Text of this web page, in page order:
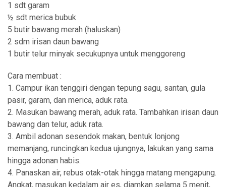
1 sdt garam
½ sdt merica bubuk
5 butir bawang merah (haluskan)
2 sdm irisan daun bawang
1 butir telur minyak secukupnya untuk menggoreng
Cara membuat :
1. Campur ikan tenggiri dengan tepung sagu, santan, gula
pasir, garam, dan merica, aduk rata.
2. Masukan bawang merah, aduk rata. Tambahkan irisan daun
bawang dan telur, aduk rata.
3. Ambil adonan sesendok makan, bentuk lonjong
memanjang, runcingkan kedua ujungnya, lakukan yang sama
hingga adonan habis.
4. Panaskan air, rebus otak-otak hingga matang mengapung.
Angkat, masukan kedalam air es, diamkan selama 5 menit,